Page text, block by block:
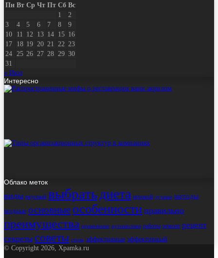
Пн Вт Ср Чт Пт Сб Вс
1
2
3
4 5 6 7 8
9
10
11 12 13 14 15 16
17
18 19 20 21 22 23
24
25 26 27 28 29 30
31
« Июл
Интересно
Облако меток
виды вкусный выбратьдиета игровой лучшие методы
модные основные особенности правильно
преимущества применение путешествие работы ремонт рецепт
секреты советы стиль эффективные эффективный
© Copyright 2026, Xpamka.ru